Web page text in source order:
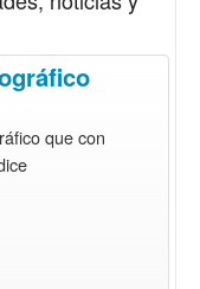
que con